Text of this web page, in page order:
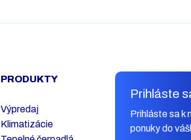
PRODUKTY
Výpredaj
Klimatizácie
Prihláste
Prihláste sa k
ponuky do